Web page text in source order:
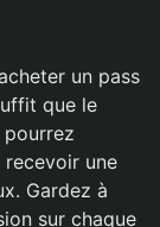
un pass
que le
une
Gardez à
sur chaque